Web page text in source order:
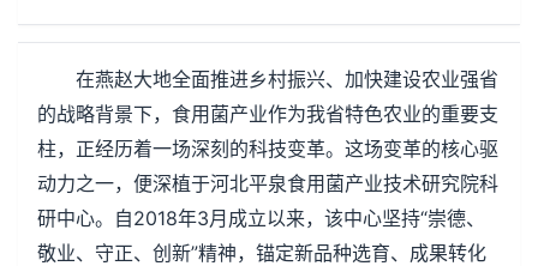
在燕赵大地全面推进乡村振兴、加快建设农业强省
的战略背景下，食用菌产业作为我省特色农业的重要支
柱，正经历着一场深刻的科技变革。这场变革的核心驱
动力之一，便深植于河北平泉食用菌产业技术研究院科
研中心。自2018年3月成立以来，该中心坚持“崇德、
敬业、守正、创新”精神，锚定新品种选育、成果转化